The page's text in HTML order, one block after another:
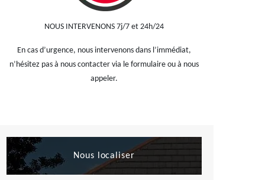
NOUS INTERVENONS 7j/7 et 24h/24
En cas d’urgence, nous intervenons dans l’immédiat,
n’hésitez pas à nous contacter via le formulaire ou à nous
appeler.
Nous localiser